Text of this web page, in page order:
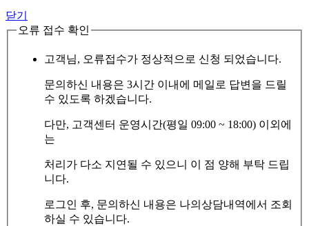
닫기
오류 접수 확인
고객님, 오류접수가 정상적으로 신청 되었습니다.
문의하신 내용은 3시간 이내에 메일로 답변을 드릴
수 있도록 하겠습니다.
다만, 고객센터 운영시간(평일 09:00 ~ 18:00) 이외에
는
처리가 다소 지연될 수 있으니 이 점 양해 부탁 드립
니다.
로그인 후, 문의하신 내용은 나의상담내역에서 조회
하실 수 있습니다.